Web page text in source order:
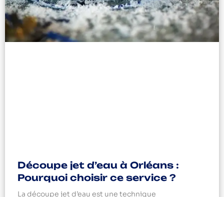
Découpe jet d’eau à Orléans :
Pourquoi choisir ce service ?
La découpe jet d’eau est une technique